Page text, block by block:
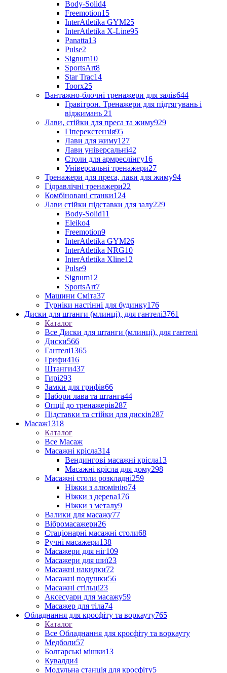
Body-Solid4
Freemotion15
InterAtletika GYM25
InterAtletika X-Line95
Panatta13
Pulse2
Signum10
SportsArt8
Star Trac14
Toorx25
Вантажно-блочні тренажери для залів644
Гравітрон. Тренажери для підтягувань і
віджимань 21
Лави, стійки для преса та жиму929
Гіперекстензія95
Лави для жиму127
Лави універсальні42
Столи для армреслінгу16
Універсальні тренажери27
Тренажери для преса, лави для жиму94
Гідравлічні тренажери22
Комбіновані станки124
Лави стійки підставки для залу229
Body-Solid11
Eleiko4
Freemotion9
InterAtletika GYM26
InterAtletika NRG10
InterAtletika Xline12
Pulse9
Signum12
SportsArt7
Машини Сміта37
Турніки настінні для будинку176
Диски для штанги (млинці), для гантелі3761
Каталог
Все Диски для штанги (млинці), для гантелі
Диски566
Гантелі1365
Грифи416
Штанги437
Гирі293
Замки для грифів66
Набори лава та штанга44
Опції до тренажерів287
Підставки та стійки для дисків287
Масаж1318
Каталог
Все Масаж
Масажні крісла314
Вендингові масажні крісла13
Масажні крісла для дому298
Масажні столи розкладні259
Ніжки з алюмінію74
Ніжки з дерева176
Ніжки з металу9
Валики для масажу77
Вібромасажери26
Стаціонарні масажні столи68
Ручні масажери138
Масажери для ніг109
Масажери для шиї23
Масажні накидки72
Масажні подушки56
Масажні стільці23
Аксесуари для масажу59
Масажер для тіла74
Обладнання для кросфіту та воркауту765
Каталог
Все Обладнання для кросфіту та воркауту
Медболи57
Болгарські мішки13
Кувалди4
Модульна станція для кросфіту5